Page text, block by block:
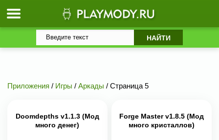
Приложения / Игры / Аркады / Страница 5
Doomdepths v1.1.3 (Мод
много денег)
Forge Master v1.8.5 (Мод
много кристаллов)